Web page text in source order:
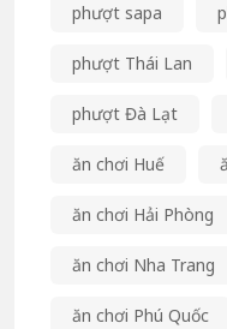
phượt sapa
phượt Thái Lan
phượt Đà Lạt
ăn chơi Huế
ăn chơi Hải Phòng
ăn chơi Nha Trang
ăn chơi Phú Quốc